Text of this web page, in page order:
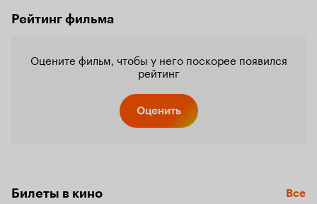
Рейтинг фильма
Оцените фильм, чтобы у него поскорее появился
рейтинг
Оценить
Билеты в кино Все